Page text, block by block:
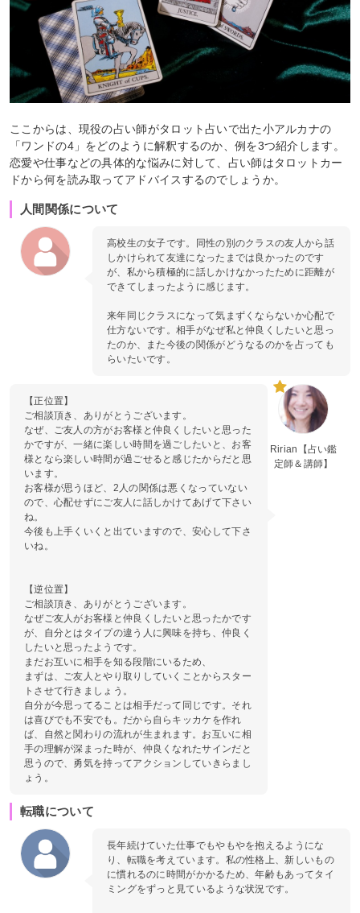
ここからは、現役の占い師がタロット占いで出た小アルカナの
「ワンドの4」をどのように解釈するのか、例を3つ紹介します。
恋愛や仕事などの具体的な悩みに対して、占い師はタロットカー
ドから何を読み取ってアドバイスするのでしょうか。
人間関係について
高校生の女子です。同性の別のクラスの友人から話
しかけられて友達になったまでは良かったのです
が、私から積極的に話しかけなかったために距離が
できてしまったように感じます。
来年同じクラスになって気まずくならないか心配で
仕方ないです。相手がなぜ私と仲良くしたいと思っ
たのか、また今後の関係がどうなるのかを占っても
らいたいです。
Ririan【占い鑑
定師＆講師】
【正位置】
ご相談頂き、ありがとうございます。
なぜ、ご友人の方がお客様と仲良くしたいと思った
かですが、一緒に楽しい時間を過ごしたいと、お客
様となら楽しい時間が過ごせると感じたからだと思
います。
お客様が思うほど、2人の関係は悪くなっていない
ので、心配せずにご友人に話しかけてあげて下さい
ね。
今後も上手くいくと出ていますので、安心して下さ
いね。
【逆位置】
ご相談頂き、ありがとうございます。
なぜご友人がお客様と仲良くしたいと思ったかです
が、自分とはタイプの違う人に興味を持ち、仲良く
したいと思ったようです。
まだお互いに相手を知る段階にいるため、
まずは、ご友人とやり取りしていくことからスター
トさせて行きましょう。
自分が今思ってることは相手だって同じです。それ
は喜びでも不安でも。だから自らキッカケを作れ
ば、自然と関わりの流れが生まれます。お互いに相
手の理解が深まった時が、仲良くなれたサインだと
思うので、勇気を持ってアクションしていきらまし
ょう。
転職について
長年続けていた仕事でもやもやを抱えるようにな
り、転職を考えています。私の性格上、新しいもの
に慣れるのに時間がかかるため、年齢もあってタイ
ミングをずっと見ているような状況です。